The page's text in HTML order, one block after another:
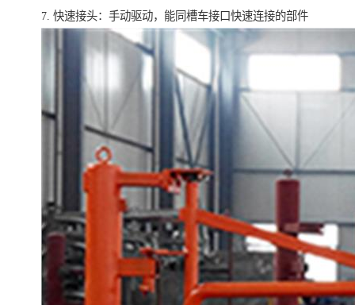
7. 快速接头：手动驱动，能同槽车接口快速连接的部件